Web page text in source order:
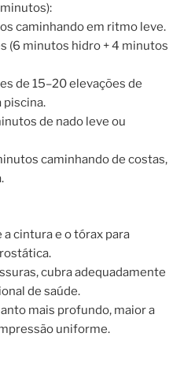
caminhando em ritmo leve.
(6 minutos hidro + 4 minutos
de 15–20 elevações de
piscina.
de nado leve ou
caminhando de costas,
a cintura e o tórax para
cubra adequadamente
de saúde.
mais profundo, maior a
uniforme.